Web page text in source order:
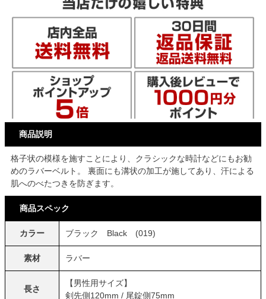
商品説明
格子状の模様を施すことにより、クラシックな時計などにもお勧
めのラバーベルト。 裏面にも溝状の加工が施してあり、汗による
肌へのべたつきを防ぎます。
商品スペック
カラー ブラック Black (019)
素材 ラバー
長さ
【男性用サイズ】
剣先側120mm / 尾錠側75mm